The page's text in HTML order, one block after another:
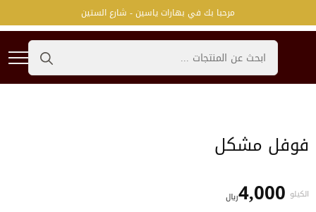
مرحبا بك في بهارات ياسين - شارع الستين
Search
for:
فوفل مشكل
الكيلو 4,000﷼